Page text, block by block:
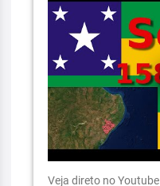
Veja direto no Youtube